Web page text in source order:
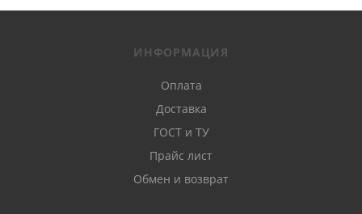
ИНФОРМАЦИЯ
Оплата
Доставка
ГОСТ и ТУ
Прайс лист
Обмен и возврат